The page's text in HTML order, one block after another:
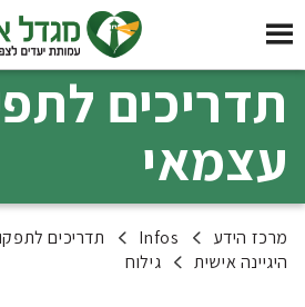
תדריכים
עצמאי
מרכז הידע Infos
תדריכים
היגיינה אישית
גילוח